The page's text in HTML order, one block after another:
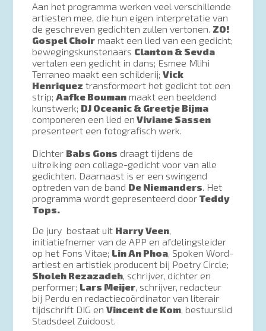
Aan het programma werken veel verschillende
artiesten mee, die hun eigen interpretatie van
de geschreven gedichten zullen vertonen. ZO!
Gospel Choir maakt een lied van een gedicht;
bewegingskunstenaars Clanton & Sevda
vertalen een gedicht in dans; Esmee Mlihi
Terraneo maakt een schilderij;Vick
Henriquez transformeert het gedicht tot een
strip;Aafke Bouman maakt een beeldend
kunstwerk; DJ Oceanic & Greetje Bijma
componeren een lied en Viviane Sassen
presenteert een fotografisch werk.
DichterBabs Gons draagt tijdens de
uitreiking een collage-gedicht voor van alle
gedichten. Daarnaast is er een swingend
optreden van de band De Niemanders. Het
programma wordt gepresenteerd door Teddy
Tops.
De jury bestaat uit Harry Veen,
initiatiefnemer van de APP en afdelingsleider
op het Fons Vitae; Lin An Phoa, Spoken Word-
artiest en artistiek producent bij Poetry Circle;
Sholeh Rezazadeh, schrijver, dichter en
performer; Lars Meijer, schrijver, redacteur
bij Perdu en redactiecoördinator van literair
tijdschrift DIG enVincent de Kom, bestuurslid
Stadsdeel Zuidoost.